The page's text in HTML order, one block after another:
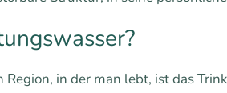
Region, in der man lebt, ist das